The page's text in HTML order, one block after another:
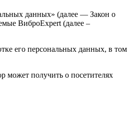
данных» (далее — Закон о
ВиброExpert (далее –
его персональных данных, в том
может получить о посетителях